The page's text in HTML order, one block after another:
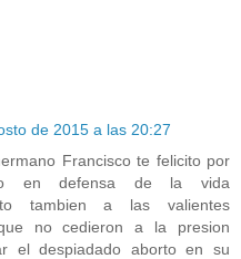
de 2015 a las 20:27
Francisco te felicito por
en defensa de la vida
tambien a las valientes
no cedieron a la presion
el despiadado aborto en su